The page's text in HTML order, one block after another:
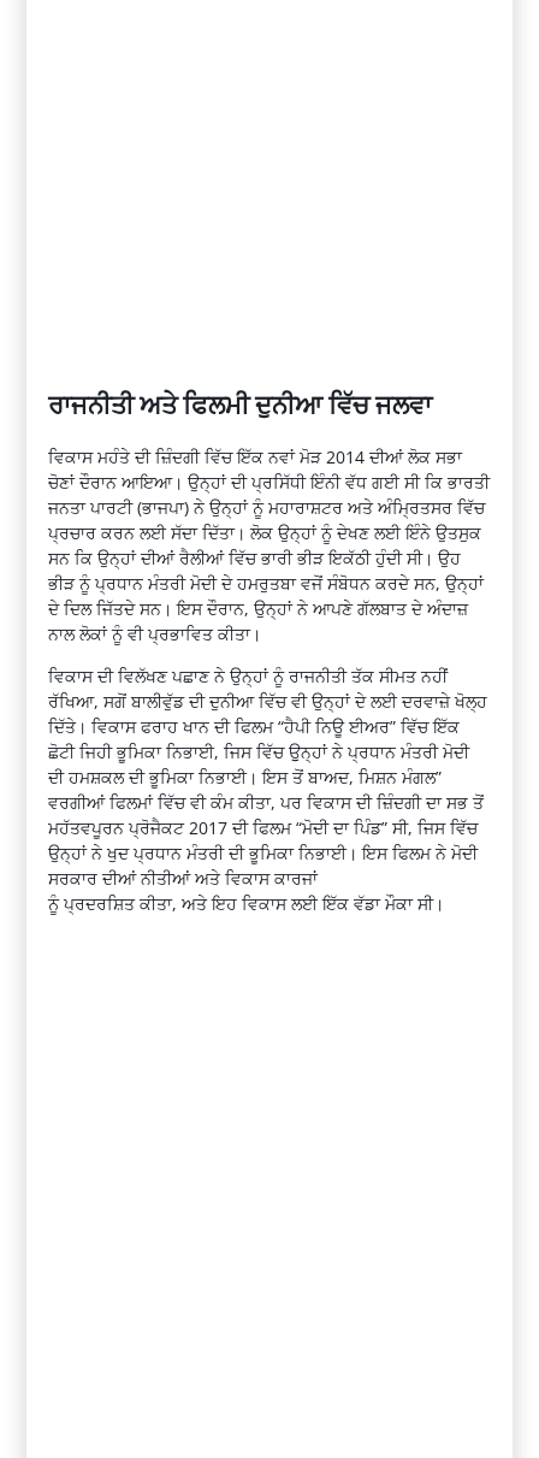
ਰਾਜਨੀਤੀ ਅਤੇਫਿਲਮੀਦੁਨੀਆ ਵਿੱਚ ਜਲਵਾ
ਵਿਕਾਸਮਹੰਤੇਦੀ ਜ਼ਿੰਦਗੀ ਵਿੱਚ ਇੱਕ ਨਵਾਂ ਮੋੜ 2014 ਦੀਆਂ ਲੋਕ ਸਭਾ
ਚੋਣਾਂ ਦੌਰਾਨ ਆਇਆ। ਉਨ੍ਹਾਂ ਦੀ ਪ੍ਰਸਿੱਧੀ ਇੰਨੀ ਵੱਧ ਗਈ ਸੀ ਕਿ ਭਾਰਤੀ
ਜਨਤਾ ਪਾਰਟੀ (ਭਾਜਪਾ) ਨੇ ਉਨ੍ਹਾਂ ਨੂੰਮਹਾਰਾਸ਼ਟਰ ਅਤੇ ਅੰਮ੍ਰਿਤਸਰ ਵਿੱਚ
ਪ੍ਰਚਾਰ ਕਰਨ ਲਈ ਸੱਦਾ ਦਿੱਤਾ। ਲੋਕ ਉਨ੍ਹਾਂ ਨੂੰ ਦੇਖਣ ਲਈ ਇੰਨੇ ਉਤਸੁਕ
ਸਨ ਕਿ ਉਨ੍ਹਾਂ ਦੀਆਂ ਰੈਲੀਆਂ ਵਿੱਚ ਭਾਰੀ ਭੀੜ ਇਕੱਠੀ ਹੁੰਦੀ ਸੀ। ਉਹ
ਭੀੜ ਨੂੰ ਪ੍ਰਧਾਨ ਮੰਤਰੀ ਮੋਦੀਦੇ ਹਮਰੁਤਬਾਵਜੋਂ ਸੰਬੋਧਨ ਕਰਦੇ ਸਨ, ਉਨ੍ਹਾਂ
ਦੇ ਦਿਲ ਜਿੱਤਦੇ ਸਨ। ਇਸ ਦੌਰਾਨ, ਉਨ੍ਹਾਂ ਨੇ ਆਪਣੇ ਗੱਲਬਾਤ ਦੇ ਅੰਦਾਜ਼
ਨਾਲ ਲੋਕਾਂ ਨੂੰ ਵੀ ਪ੍ਰਭਾਵਿਤ ਕੀਤਾ।
ਵਿਕਾਸ ਦੀ ਵਿਲੱਖਣ ਪਛਾਣ ਨੇ ਉਨ੍ਹਾਂ ਨੂੰ ਰਾਜਨੀਤੀ ਤੱਕ ਸੀਮਤ ਨਹੀਂ
ਰੱਖਿਆ, ਸਗੋਂਬਾਲੀਵੁੱਡਦੀਦੁਨੀਆਵਿੱਚ ਵੀ ਉਨ੍ਹਾਂ ਦੇ ਲਈ ਦਰਵਾਜ਼ੇ ਖੋਲ੍ਹ
ਦਿੱਤੇ। ਵਿਕਾਸਫਰਾਹਖਾਨ ਦੀ ਫਿਲਮ “ਹੈਪੀ ਨਿਊ ਈਅਰ” ਵਿੱਚ ਇੱਕ
ਛੋਟੀ ਜਿਹੀ ਭੂਮਿਕਾ ਨਿਭਾਈ, ਜਿਸ ਵਿੱਚਉੁਨ੍ਹਾਂਨੇ ਪ੍ਰਧਾਨ ਮੰਤਰੀ ਮੋਦੀ
ਦੀਹਮਸ਼ਕਲਦੀ ਭੂਮਿਕਾ ਨਿਭਾਈ। ਇਸ ਤੋਂ ਬਾਅਦ,ਮਿਸ਼ਨ ਮੰਗਲ”
ਵਰਗੀਆਂ ਫਿਲਮਾਂ ਵਿੱਚ ਵੀ ਕੰਮ ਕੀਤਾ, ਪਰ ਵਿਕਾਸ ਦੀ ਜ਼ਿੰਦਗੀ ਦਾ ਸਭ ਤੋਂ
ਮਹੱਤਵਪੂਰਨਪ੍ਰੋਜੈਕਟ2017 ਦੀ ਫਿਲਮ “ਮੋਦੀ ਦਾ ਪਿੰਡ” ਸੀ, ਜਿਸ ਵਿੱਚ
ਉਨ੍ਹਾਂ ਨੇਖੁਦਪ੍ਰਧਾਨ ਮੰਤਰੀ ਦੀ ਭੂਮਿਕਾ ਨਿਭਾਈ। ਇਸ ਫਿਲਮ ਨੇ ਮੋਦੀ
ਸਰਕਾਰ ਦੀਆਂ ਨੀਤੀਆਂ ਅਤੇ ਵਿਕਾਸ ਕਾਰਜਾਂ
ਨੂੰਪ੍ਰਦਰਸ਼ਿਤਕੀਤਾ,ਅਤੇਇਹ ਵਿਕਾਸ ਲਈ ਇੱਕ ਵੱਡਾ ਮੌਕਾਸੀ।